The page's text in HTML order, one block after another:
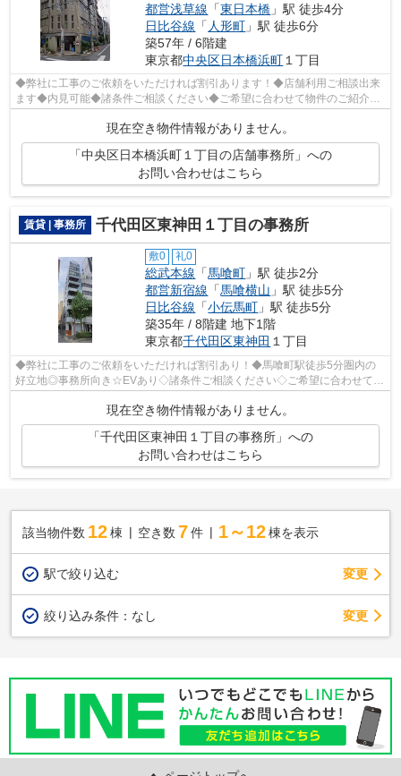
都営浅草線 「東日本橋 」駅 徒歩4分
日比谷線 「 人形町 」駅 徒歩6分
築57年 / 6階建
東京都中央区日本橋浜町 １丁目
◆弊社に工事のご依頼をいただければ割引あります！◆店舗利用ご相談出来
ます◆内見可能◆諸条件ご相談ください◆ご希望に合わせて物件のご紹介可
現在空き物件情報がありません。
「中央区日本橋浜町１丁目の店舗事務所」への
お問い合わせはこちら
賃貸 | 事務所 千代田区東神田１丁目の事務所
敷0 礼0
総武本線 「馬喰町 」駅 徒歩2分
都営新宿線 「馬喰横山 」駅 徒歩5分
日比谷線 「小伝馬町 」駅 徒歩5分
築35年 / 8階建 地下1階
東京都千代田区東神田 １丁目
◆弊社に工事のご依頼をいただければ割引あり！◆馬喰町駅徒歩5分圏内の
好立地◎事務所向き☆EVあり◇諸条件ご相談ください◇ご希望に合わせて物
現在空き物件情報がありません。
「千代田区東神田１丁目の事務所」への
お問い合わせはこちら
該当物件数 12棟 空き数 7 件 1～12 棟を表示
駅で絞り込む 変更
絞り込み条件： なし 変更